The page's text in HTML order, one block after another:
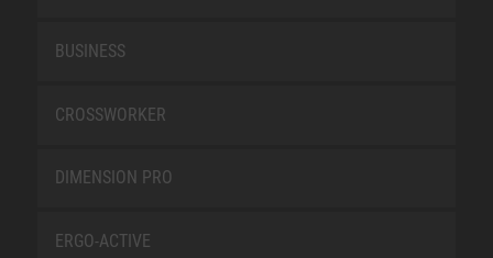
BUSINESS
CROSSWORKER
DIMENSION PRO
ERGO-ACTIVE